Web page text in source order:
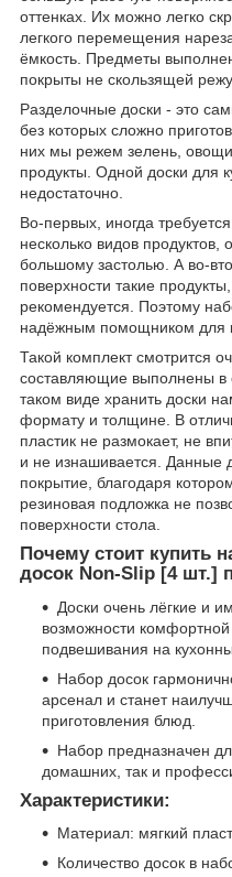
оттенках. Их можно легко
легкого перемещения
ёмкость. Предметы
покрыты не скользящей
Разделочные доски - это
без которых сложно
них мы режем зелень,
продукты. Одной доски для
недостаточно.
Во-первых, иногда
несколько видов продуктов,
большому застолью. А во-
поверхности такие
рекомендуется. Поэтому
надёжным помощником для
Такой комплект смотрится
составляющие выполнены в
таком виде хранить доски
формату и толщине. В
пластик не размокает, не
и не изнашивается. Данные
покрытие, благодаря
резиновая подложка не
поверхности стола.
Почему стоит купить
досок Non-Slip [4 шт.]
Доски очень лёгкие и
возможности
подвешивания на
Набор досок
арсенал и станет
приготовления блюд.
Набор предназначен
домашних, так и
Характеристики:
Материал: мягкий
Количество досок в